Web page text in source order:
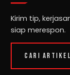
Kirim tip,
siap merespon.
CARI ARTIKEL